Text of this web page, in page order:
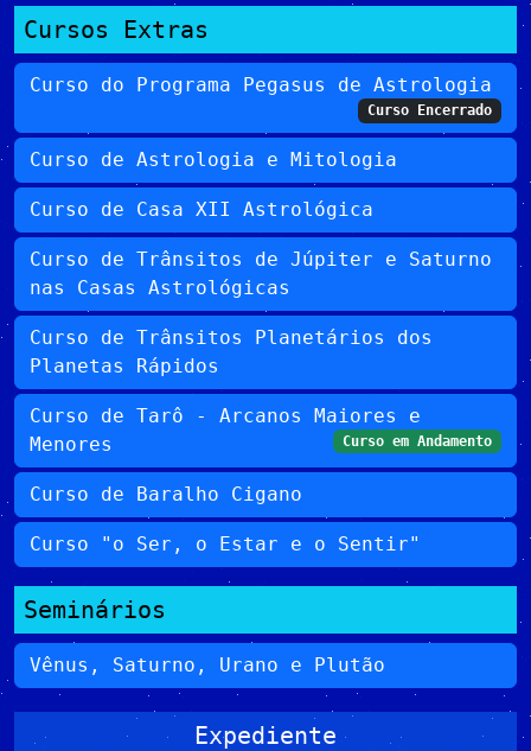
Cursos Extras
Curso do Programa Pegasus de Astrologia
Curso Encerrado
Curso de Astrologia e Mitologia
Curso de Casa XII Astrológica
Curso de Trânsitos de Júpiter e Saturno
nas Casas Astrológicas
Curso de Trânsitos Planetários dos
Planetas Rápidos
Curso de Tarô - Arcanos Maiores e
Menores
Curso em Andamento
Curso de Baralho Cigano
Curso "o Ser, o Estar e o Sentir"
Seminários
Vênus, Saturno, Urano e Plutão
Expediente